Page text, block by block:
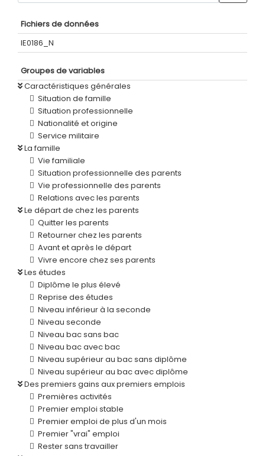
Fichiers de données
IE0186_N
Groupes de variables
Caractéristiques générales
Situation de famille
Situation professionnelle
Nationalité et origine
Service militaire
La famille
Vie familiale
Situation professionnelle des parents
Vie professionnelle des parents
Relations avec les parents
Le départ de chez les parents
Quitter les parents
Retourner chez les parents
Avant et après le départ
Vivre encore chez ses parents
Les études
Diplôme le plus élevé
Reprise des études
Niveau inférieur à la seconde
Niveau seconde
Niveau bac sans bac
Niveau bac avec bac
Niveau supérieur au bac sans diplôme
Niveau supérieur au bac avec diplôme
Des premiers gains aux premiers emplois
Premières activités
Premier emploi stable
Premier emploi de plus d'un mois
Premier "vrai" emploi
Rester sans travailler